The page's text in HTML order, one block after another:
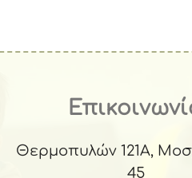
Θερμοπυλών 121Α,
45